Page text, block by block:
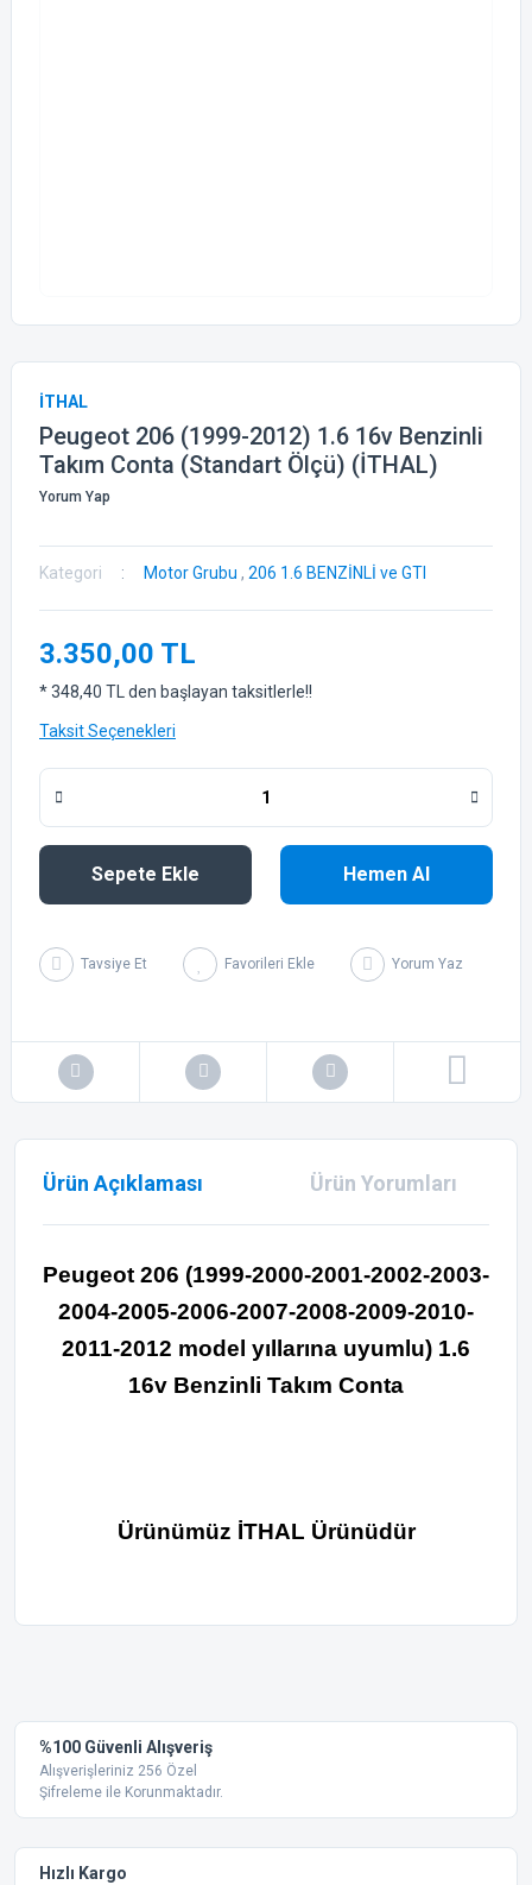
İTHAL
Peugeot 206 (1999-2012) 1.6 16v Benzinli
Takım Conta (Standart Ölçü) (İTHAL)
Yorum Yap
Kategori Motor Grubu , 206 1.6 BENZİNLİ ve GTI
3.350,00 TL
* 348,40 TL den başlayan taksitlerle!!
Taksit Seçenekleri
Sepete Ekle Hemen Al
Tavsiye Et Yorum Yaz
Ürün Açıklaması Ürün Yorumları
Peugeot 206 (1999-2000-2001-2002-2003-
2004-2005-2006-2007-2008-2009-2010-
2011-2012 model yıllarına uyumlu) 1.6
16v Benzinli Takım Conta
Ürünümüz İTHAL Ürünüdür
Ürün resmi kalitesiz, bozuk veya görüntülenemiyor.
Ürün açıklamasında eksik bilgiler bulunuyor.
%100 Güvenli Alışveriş
Alışverişleriniz 256 Özel
Şifreleme ile Korunmaktadır.
Hızlı Kargo